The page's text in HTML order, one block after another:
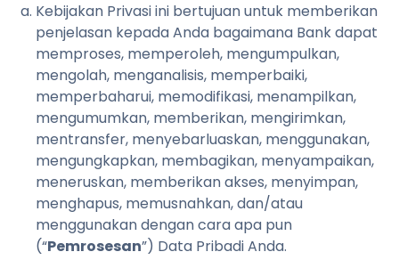
Kebijakan Privasi ini bertujuan untuk memberikan
penjelasan kepada Anda bagaimana Bank dapat
memproses, memperoleh, mengumpulkan,
mengolah, menganalisis, memperbaiki,
memperbaharui, memodifikasi, menampilkan,
mengumumkan, memberikan, mengirimkan,
mentransfer, menyebarluaskan, menggunakan,
mengungkapkan, membagikan, menyampaikan,
meneruskan, memberikan akses, menyimpan,
menghapus, memusnahkan, dan/atau
menggunakan dengan cara apa pun
(“Pemrosesan”) Data Pribadi Anda.